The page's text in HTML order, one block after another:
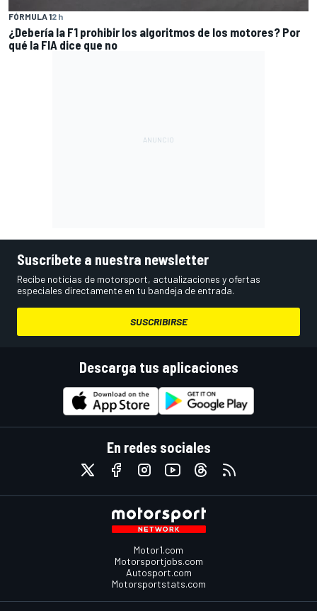
FÓRMULA 12 h
¿Debería la F1 prohibir los algoritmos de los motores? Por
qué la FIA dice que no
Suscríbete a nuestra newsletter
Recibe noticias de motorsport, actualizaciones y ofertas
especiales directamente en tu bandeja de entrada.
SUSCRIBIRSE
Descarga tus aplicaciones
En redes sociales
Motor1.com
Motorsportjobs.com
Autosport.com
Motorsportstats.com